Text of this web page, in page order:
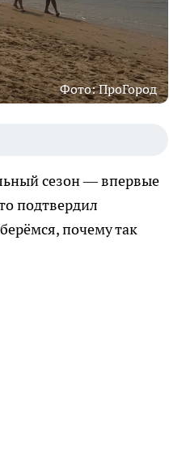
Фото: ПроГород
сезон — впервые
подтвердил
почему так